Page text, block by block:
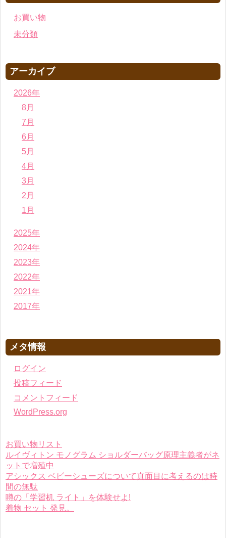
お買い物
未分類
アーカイブ
2026年
8月
7月
6月
5月
4月
3月
2月
1月
2025年
2024年
2023年
2022年
2021年
2017年
メタ情報
ログイン
投稿フィード
コメントフィード
WordPress.org
お買い物リスト
ルイヴィトン モノグラム ショルダーバッグ原理主義者がネ
ットで増殖中
アシックス ベビーシューズについて真面目に考えるのは時
間の無駄
噂の「学習机 ライト」を体験せよ!
着物 セット 発見。